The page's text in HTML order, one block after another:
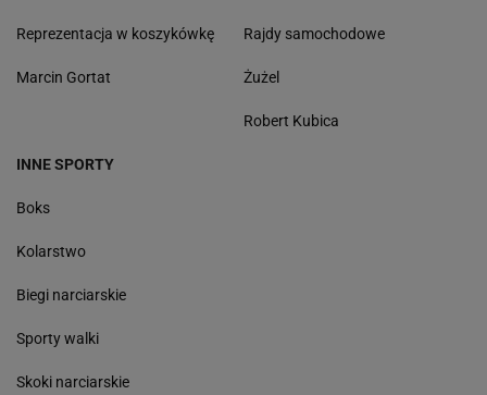
Reprezentacja w koszykówkę
Marcin Gortat
Rajdy samochodowe
Żużel
Robert Kubica
INNE SPORTY
Boks
Kolarstwo
Biegi narciarskie
Sporty walki
Skoki narciarskie